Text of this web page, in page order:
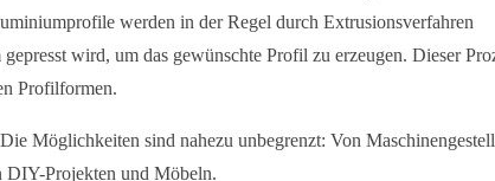
werden in der Regel durch Extrusionsverfahren
wird, um das gewünschte Profil zu erzeugen. Dieser
Profilformen.
Die Möglichkeiten sind nahezu unbegrenzt: Von
DIY-Projekten und Möbeln.